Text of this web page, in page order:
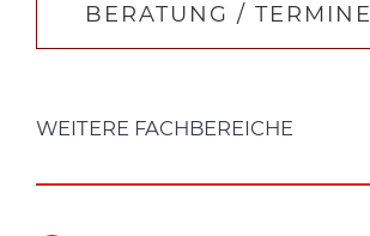
BERATUNG / TERMINE
WEITERE FACHBEREICHE